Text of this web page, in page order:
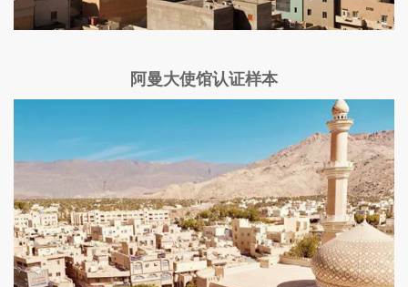
阿曼大使馆认证样本